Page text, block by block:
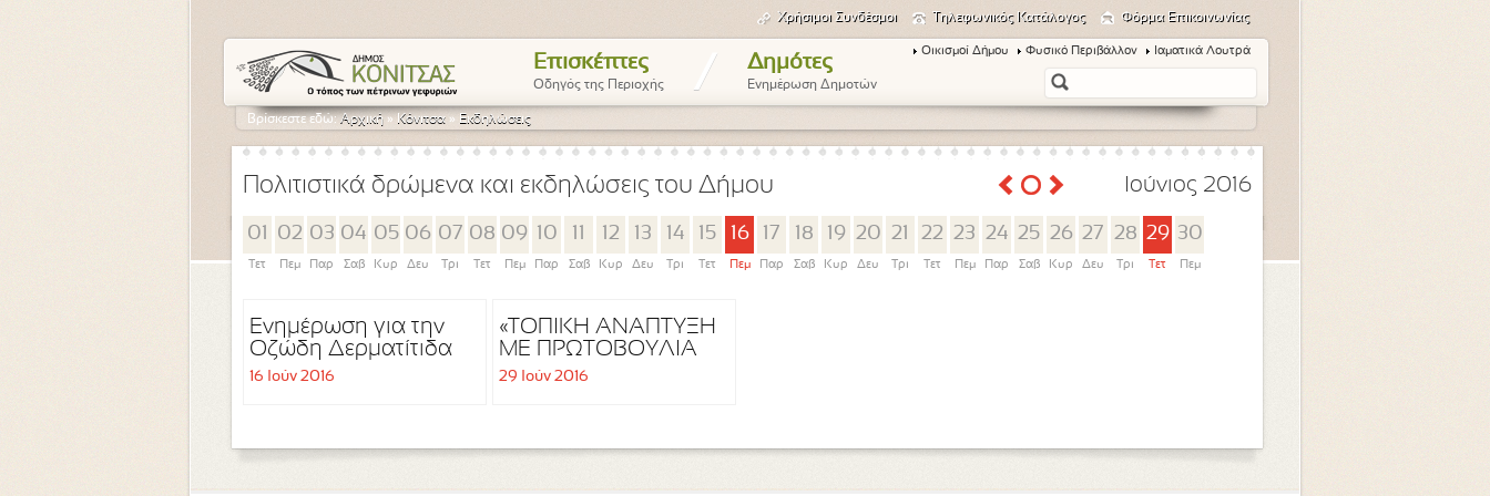
Χρήσιμοι Συνδέσμοι Τηλεφωνικός Κατάλογος Φόρμα Επικοινωνίας
Επισκέπτες
Οδηγός της Περιοχής / Δημότες
Ενημέρωση Δημοτών
Οικισμοί Δήμου Φυσικό Περιβάλλον Ιαματικά Λουτρά
Βρίσκεστε εδώ:Αρχική » Κόνιτσα » Εκδηλώσεις
Πολιτιστικά δρώμενα και εκδηλώσεις του Δήμου Ιούνιος 2016
01
Τετ
02
Πεμ
03
Παρ
04
Σαβ
05
Κυρ
06
Δευ
07
Τρι
08
Τετ
09
Πεμ
10
Παρ Σαβ
12
Κυρ
13
Δευ
14
Τρι
15
Τετ
16
Πεμ
17
Παρ
18
Σαβ
19
Κυρ
20
Δευ
21
Τρι
22
Τετ
23
Πεμ
24
Παρ
25
Σαβ
26
Κυρ
27
Δευ
28
Τρι
29
Τετ
30
Πεμ
Ενημέρωση για την
Οζώδη Δερματίτιδα
των Βοοειδών
16 Ιούν 2016
«ΤΟΠΙΚΗ ΑΝΑΠΤΥΞΗ
ΜΕ ΠΡΩΤΟΒΟΥΛΙΑ
ΤΟΠΙΚΩΝ
29 Ιούν 2016